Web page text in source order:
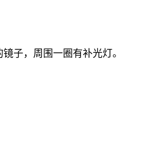
子，周围一圈有补光灯。